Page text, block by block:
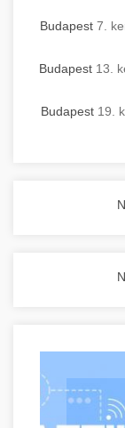
Budapest 7.
Budapest 13.
Budapest 19.